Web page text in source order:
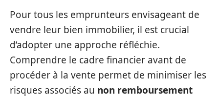
Pour tous les emprunteurs envisageant de
vendre leur bien immobilier, il est crucial
d’adopter une approche réfléchie.
Comprendre le cadre financier avant de
procéder à la vente permet de minimiser les
risques associés au non remboursement